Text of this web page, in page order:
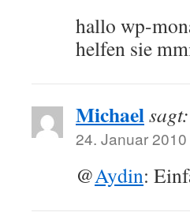
hallo wp-
helfen sie
Michaelsagt:
24. Januar
@Aydin: